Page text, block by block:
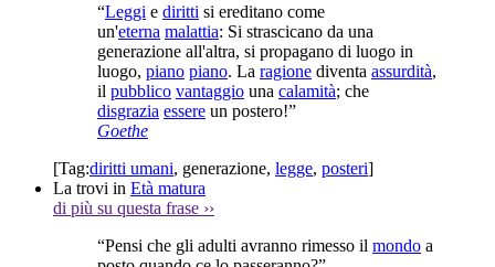
“Leggi e diritti si ereditano come
un'eterna malattia: Si strascicano da una
generazione all'altra, si propagano di luogo in
luogo, piano piano. La ragione diventa assurdità,
il pubblico vantaggio una calamità; che
disgrazia essere un postero!”
Goethe
[Tag:diritti umani, generazione, legge, posteri]
La trovi in Età matura
di più su questa frase ››
“Pensi che gli adulti avranno rimesso il mondo a